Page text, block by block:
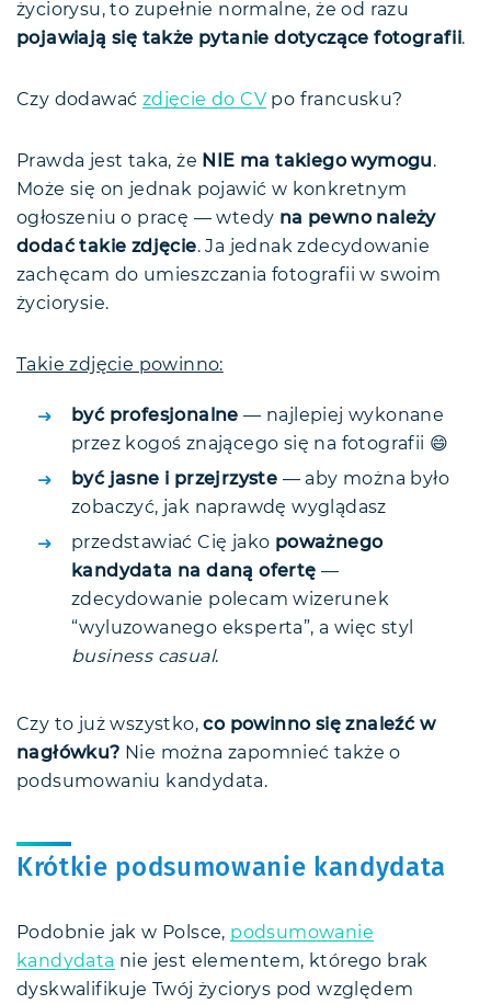
życiorysu, to zupełnie normalne, że od razu
pojawiają się także pytanie dotyczące fotografii.
Czy dodawać zdjęcie do CV po francusku?
Prawda jest taka, że NIE ma takiego wymogu.
Może się on jednak pojawić w konkretnym
ogłoszeniu o pracę — wtedy na pewno należy
dodać takie zdjęcie. Ja jednak zdecydowanie
zachęcam do umieszczania fotografii w swoim
życiorysie.
Takie zdjęcie powinno:
być profesjonalne — najlepiej wykonane
przez kogoś znającego się na fotografii 😄
być jasne i przejrzyste — aby można było
zobaczyć, jak naprawdę wyglądasz
przedstawiać Cię jako poważnego
kandydata na daną ofertę —
zdecydowanie polecam wizerunek
“wyluzowanego eksperta”, a więc styl
business casual.
Czy to już wszystko,co powinno się znaleźć w
nagłówku? Nie można zapomnieć także o
podsumowaniu kandydata.
Krótkie podsumowanie kandydata
Podobnie jak w Polsce, podsumowanie
kandydata nie jest elementem, którego brak
dyskwalifikuje Twój życiorys pod względem